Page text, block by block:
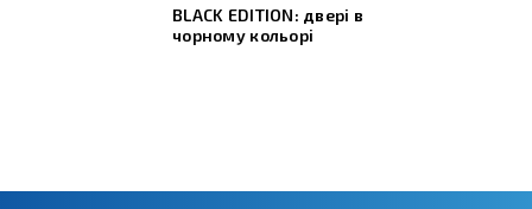
BLACK EDITION: двері в
чорному кольорі